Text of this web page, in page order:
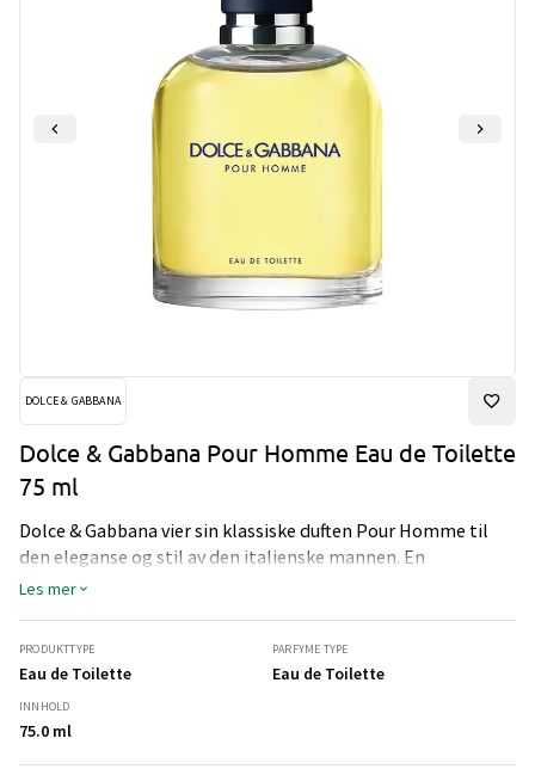
DOLCE & GABBANA
Dolce & Gabbana Pour Homme Eau de Toilette
75 ml
Dolce & Gabbana vier sin klassiske duften Pour Homme til
den eleganse og stil av den italienske mannen. En
stimulerende, treaktig duft som avslører din dristig og
den sin maskuline struktur.
Les mer
PRODUKTTYPE
Eau de Toilette
PARFYME TYPE
Eau de Toilette
INNHOLD
75.0 ml